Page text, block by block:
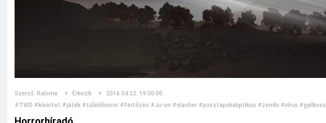
Szerző: Ralome Érkezik
2016.04.22. 19:00:00
#TWD #kísértet #játék #túlélőhorror #fertőzés #Ju-on #slasher #posztapokaliptikus #zombi #vírus